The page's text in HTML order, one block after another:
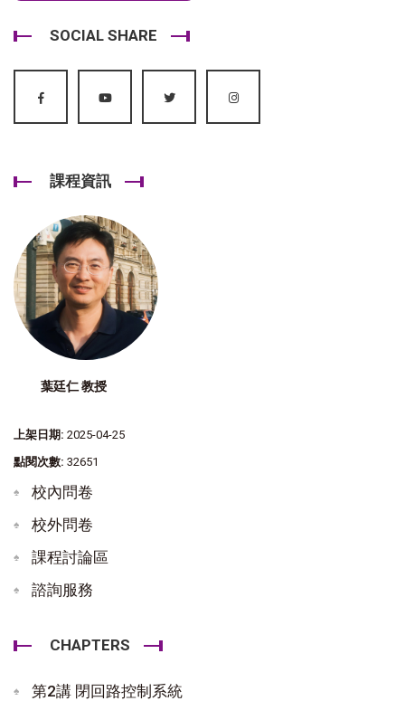
SOCIAL SHARE
課程資訊
葉廷仁 教授
上架日期: 2025-04-25
點閱次數: 32651
校內問卷
校外問卷
課程討論區
諮詢服務
CHAPTERS
第2講 閉回路控制系統